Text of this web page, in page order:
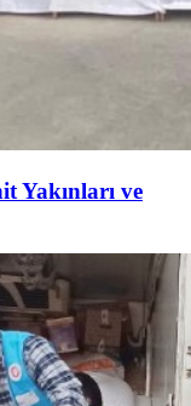
Yakınları ve